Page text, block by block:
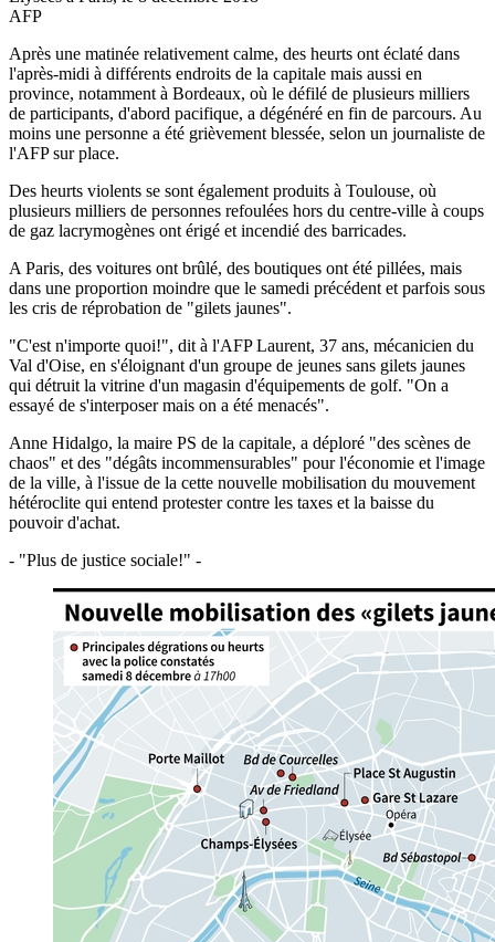
AFP
Après une matinée relativement calme, des heurts ont éclaté dans
l'après-midi à différents endroits de la capitale mais aussi en
province, notamment à Bordeaux, où le défilé de plusieurs milliers
de participants, d'abord pacifique, a dégénéré en fin de parcours. Au
moins une personne a été grièvement blessée, selon un journaliste de
l'AFP sur place.
Des heurts violents se sont également produits à Toulouse, où
plusieurs milliers de personnes refoulées hors du centre-ville à coups
de gaz lacrymogènes ont érigé et incendié des barricades.
A Paris, des voitures ont brûlé, des boutiques ont été pillées, mais
dans une proportion moindre que le samedi précédent et parfois sous
les cris de réprobation de "gilets jaunes".
"C'est n'importe quoi!", dit à l'AFP Laurent, 37 ans, mécanicien du
Val d'Oise, en s'éloignant d'un groupe de jeunes sans gilets jaunes
qui détruit la vitrine d'un magasin d'équipements de golf. "On a
essayé de s'interposer mais on a été menacés".
Anne Hidalgo, la maire PS de la capitale, a déploré "des scènes de
chaos" et des "dégâts incommensurables" pour l'économie et l'image
de la ville, à l'issue de la cette nouvelle mobilisation du mouvement
hétéroclite qui entend protester contre les taxes et la baisse du
pouvoir d'achat.
- "Plus de justice sociale!" -